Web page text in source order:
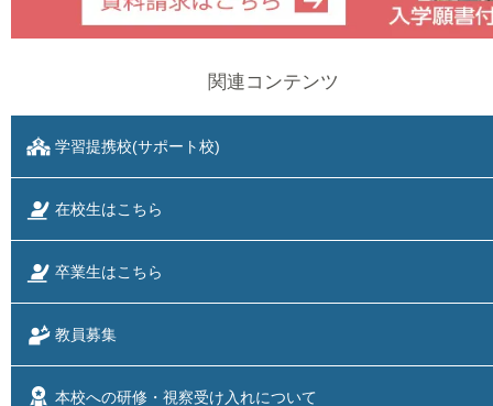
関連コンテンツ
学習提携校(サポート校)
在校生はこちら
卒業生はこちら
教員募集
本校への研修・視察受け入れについて